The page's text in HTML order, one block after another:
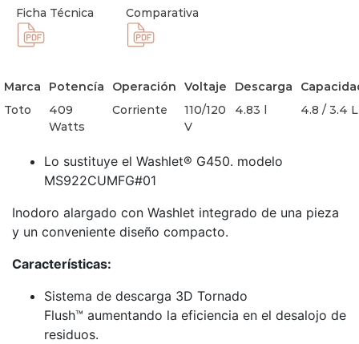
Ficha Técnica Comparativa
Marca Potencía Operación Voltaje Descarga
Toto
409
Watts
Corriente
110/120
V
4.83 l 4.8 / 3.4 L
Lo sustituye el Washlet® G450. modelo
MS922CUMFG#01
Inodoro alargado con Washlet integrado de una pieza
y un conveniente diseño compacto.
Características:
Sistema de descarga 3D Tornado
Flush™ aumentando la eficiencia en el desalojo de
residuos.